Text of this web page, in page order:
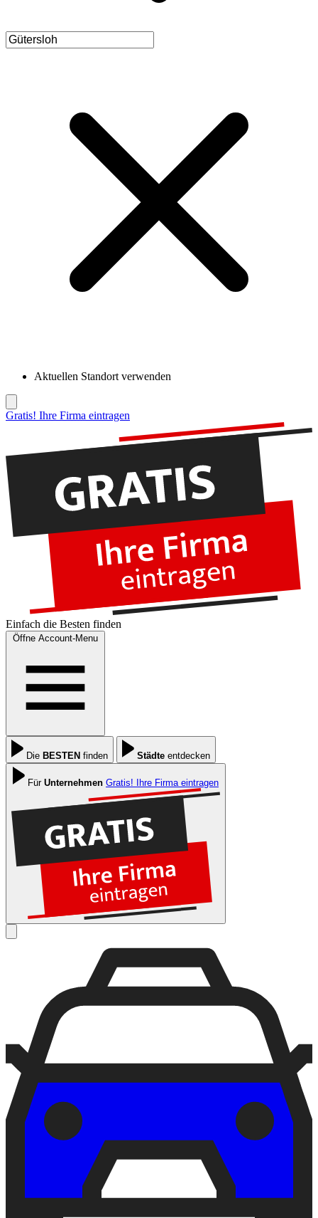
Aktuellen Standort verwenden
Gratis! Ihre Firma eintragen
Einfach die Besten finden
Öffne Account-Menu
Die BESTEN finden Städte entdecken
Für Unternehmen Gratis! Ihre Firma eintragen